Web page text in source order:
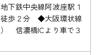
下鉄中央線阿波座駅１
徒歩２分 ◆大阪環状線
） 信濃橋ICより車で３